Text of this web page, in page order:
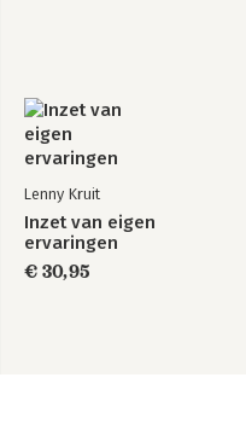
Lenny Kruit
Inzet van eigen
ervaringen
€ 30,95